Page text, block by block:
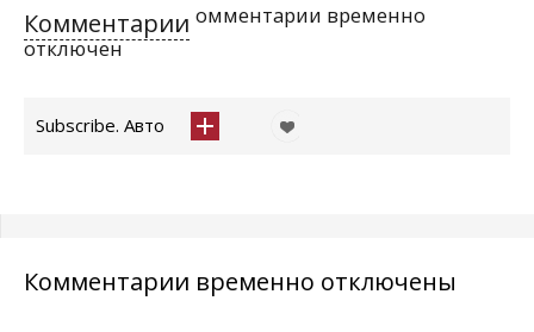
Комментарии омментарии временно
отключен
Subscribe. Авто
Комментарии временно отключены